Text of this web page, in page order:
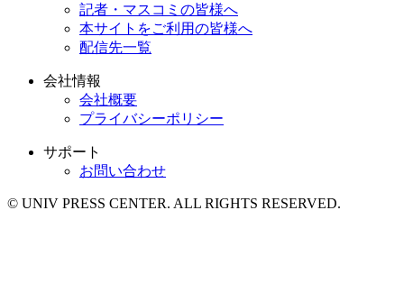
記者・マスコミの皆様へ
本サイトをご利用の皆様へ
配信先一覧
会社情報
会社概要
プライバシーポリシー
サポート
お問い合わせ
© UNIV PRESS CENTER. ALL RIGHTS RESERVED.